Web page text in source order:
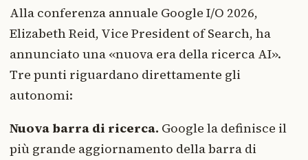
Alla conferenza annuale Google I/O 2026,
Elizabeth Reid, Vice President of Search, ha
annunciato una «nuova era della ricerca AI».
Tre punti riguardano direttamente gli
autonomi:
Nuova barra di ricerca. Google la definisce il
più grande aggiornamento della barra di